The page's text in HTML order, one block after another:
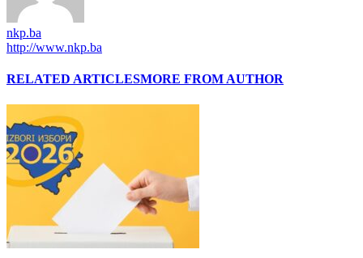
nkp.ba
http://www.nkp.ba
RELATED ARTICLESMORE FROM AUTHOR